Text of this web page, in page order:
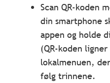
Scan QR-koden
din smartphone
appen og holde
(QR-koden
lokalmenuen,
følg trinnene.